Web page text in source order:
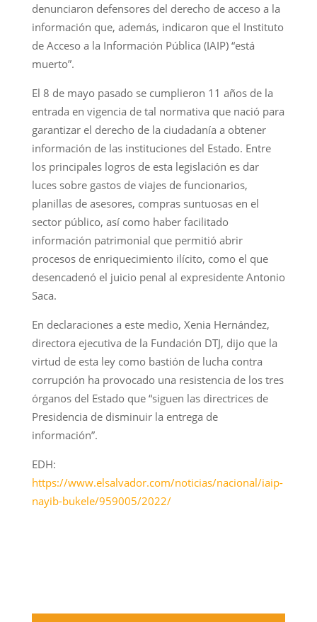
denunciaron defensores del derecho de acceso a la
información que, además, indicaron que el Instituto
de Acceso a la Información Pública (IAIP) “está
muerto”.
El 8 de mayo pasado se cumplieron 11 años de la
entrada en vigencia de tal normativa que nació para
garantizar el derecho de la ciudadanía a obtener
información de las instituciones del Estado. Entre
los principales logros de esta legislación es dar
luces sobre gastos de viajes de funcionarios,
planillas de asesores, compras suntuosas en el
sector público, así como haber facilitado
información patrimonial que permitió abrir
procesos de enriquecimiento ilícito, como el que
desencadenó el juicio penal al expresidente Antonio
Saca.
En declaraciones a este medio, Xenia Hernández,
directora ejecutiva de la Fundación DTJ, dijo que la
virtud de esta ley como bastión de lucha contra
corrupción ha provocado una resistencia de los tres
órganos del Estado que “siguen las directrices de
Presidencia de disminuir la entrega de
información”.
EDH:
https://www.elsalvador.com/noticias/nacional/iaip-
nayib-bukele/959005/2022/